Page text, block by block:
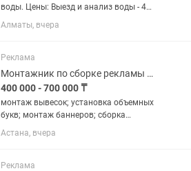
воды. Цены: Выезд и анализ воды - 4
000 Установка трехступенчатого
фильтра - 8 000 Установка фильтра
картриджей - 2000 за...
Алматы, вчера
Реклама
Монтажник по сборке рекламы наружной
400 000 - 700 000 ₸
монтаж вывесок; установка объемных
букв; монтаж баннеров; сборка
стендов и т.д подключение световых
Астана, вчера
Реклама